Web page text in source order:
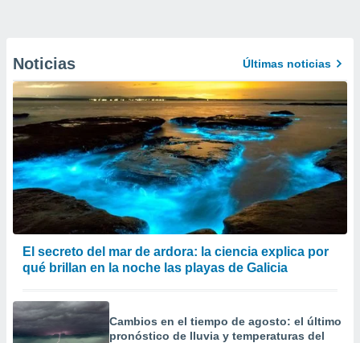
Noticias Últimas noticias
El secreto del mar de ardora: la ciencia explica por
qué brillan en la noche las playas de Galicia
Cambios en el tiempo de agosto: el último
pronóstico de lluvia y temperaturas del